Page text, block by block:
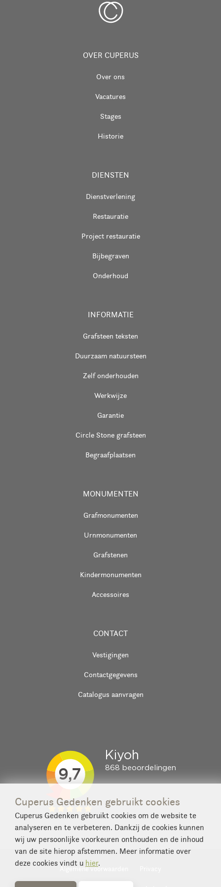
OVER CUPERUS
Over ons
Vacatures
Stages
Historie
DIENSTEN
Dienstverlening
Restauratie
Project restauratie
Bijbegraven
Onderhoud
INFORMATIE
Grafsteen teksten
Duurzaam natuursteen
Zelf onderhouden
Werkwijze
Garantie
Circle Stone grafsteen
Begraafplaatsen
MONUMENTEN
Grafmonumenten
Urnmonumenten
Grafstenen
Kindermonumenten
Accessoires
CONTACT
Vestigingen
Contactgegevens
Catalogus aanvragen
Algemene voorwaarden
Cuperus Gedenken gebruikt cookies
Cuperus Gedenken gebruikt cookies om de website te
analyseren en te verbeteren. Dankzij de cookies kunnen
wij uw persoonlijke voorkeuren onthouden en de inhoud
van de site hierop afstemmen. Meer informatie over
deze cookies vindt u hier.